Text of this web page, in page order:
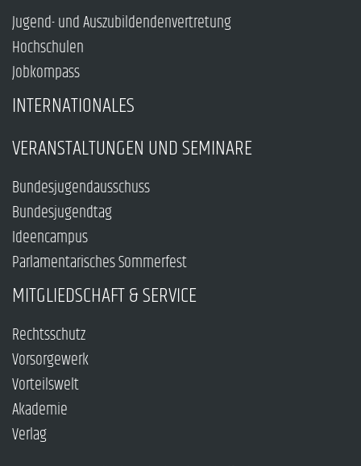
Jugend- und Auszubildendenvertretung
Hochschulen
Jobkompass
INTERNATIONALES
VERANSTALTUNGEN UND SEMINARE
Bundesjugendausschuss
Bundesjugendtag
Ideencampus
Parlamentarisches Sommerfest
MITGLIEDSCHAFT & SERVICE
Rechtsschutz
Vorsorgewerk
Vorteilswelt
Akademie
Verlag